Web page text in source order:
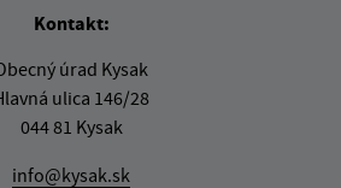
Kontakt:
úrad Kysak
ulica 146/28
044 81 Kysak
info@kysak.sk